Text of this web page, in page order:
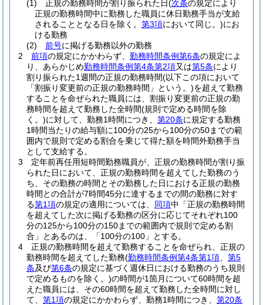
(1)
正規の勤務時間が割り振られた日(次条の規定により
正規の勤務時間中に勤務した職員に休日勤務手当が支給
されることとなる日を除く。 第3項において同じ。)にお
ける勤務
(2)
前号に掲げる勤務以外の勤務
2
前項の規定にかかわらず、 勤務時間条例第6条の規定によ
り、あらかじめ勤務時間条例第4条第2項又は第5条により
割り振られた1週間の正規の勤務時間(以下この項において
「割振り変更前の正規の勤務時間」という。)を超えて勤務
することを命ぜられた職員には、割振り変更前の正規の勤
務時間を超えて勤務した全時間(規則で定める時間を除
く。)に対して、勤務1時間につき、 第20条に規定する勤務
1時間当たりの給与額に100分の25から100分の50までの範
囲内で規則で定める割合を乗じて得た額を時間外勤務手当
として支給する。
3
定年前再任用短時間勤務職員が、正規の勤務時間が割り振
られた日において、正規の勤務時間を超えてした勤務のう
ち、その勤務の時間とその勤務した日における正規の勤務
時間との合計が7時間45分に達するまでの間の勤務に対す
る第1項の規定の適用については、 同項中「正規の勤務時間
を超えてした次に掲げる勤務の区分に応じてそれぞれ100
分の125から100分の150までの範囲内で規則で定める割
合」とあるのは、「100分の100」とする。
4
正規の勤務時間を超えて勤務することを命ぜられ、正規の
勤務時間を超えてした勤務(勤務時間条例第4条第1項
第5
条及び第6条の規定に基づく週休日における勤務のうち規則
で定めるものを除く。)の時間が1箇月について60時間を超
えた職員には、その60時間を超えて勤務した全時間に対し
て、 第1項の規定にかかわらず、勤務1時間につき、 第20条